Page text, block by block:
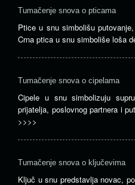
Tumačenje snova o pticama
Ptice u snu simbolišu
Crna ptica u snu simboliše loša
Tumačenje snova o cipelama
Cipele u snu simbolizuju
prijatelja, poslovnog partnera i
>>>>
Tumačenje snova o ključevima
Ključ u snu predstavlja novac,